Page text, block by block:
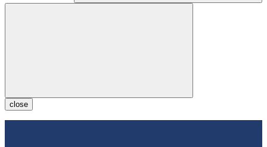
close